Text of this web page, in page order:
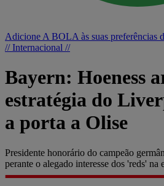
Adicione A BOLA às suas preferências
// Internacional //
Bayern: Hoeness
estratégia do
a porta a Olise
Presidente honorário do campeão
perante o alegado interesse dos 'reds' na